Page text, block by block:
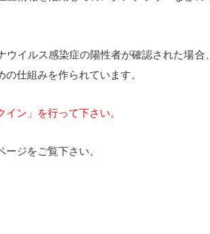
イルス感染症の陽性者が確認された場
仕組みを作られています。
ン」を行って下さい。
ジをご覧下さい。